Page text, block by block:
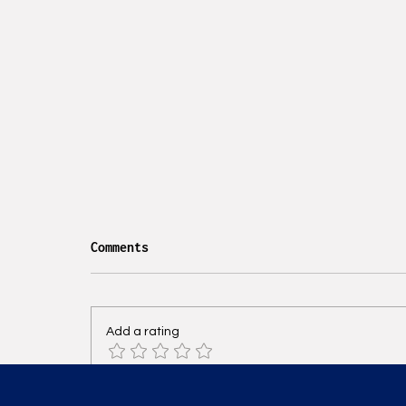
SOTTOCASA: Lombardini22
Comments
Add a rating